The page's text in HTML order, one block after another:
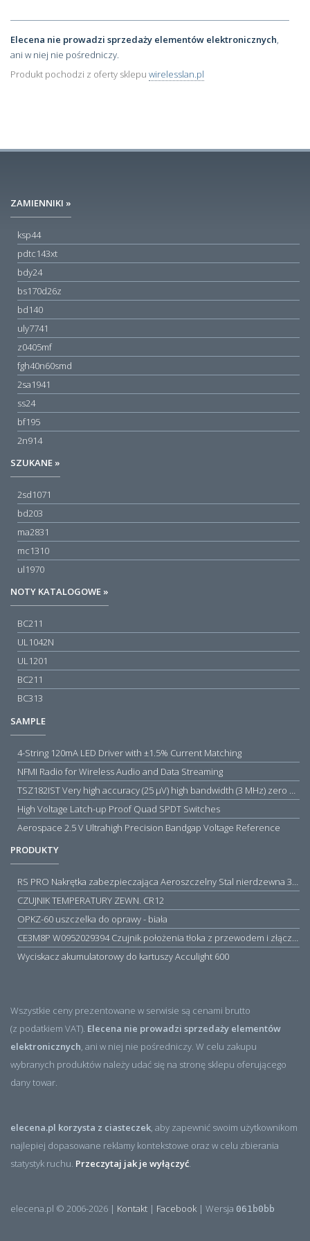
Elecena nie prowadzi sprzedaży elementów elektronicznych
ani w niej nie pośredniczy.
Produkt pochodzi z oferty sklepu wirelesslan.pl
ZAMIENNIKI »
ksp44
pdtc143xt
bdy24
bs170d26z
bd140
uly7741
z0405mf
fgh40n60smd
2sa1941
ss24
bf195
2n914
SZUKANE »
2sd1071
bd203
ma2831
mc1310
ul1970
NOTY KATALOGOWE »
BC211
UL1042N
UL1201
BC211
BC313
SAMPLE
4-String 120mA LED Driver with ±1.5% Current Matching
NFMI Radio for Wireless Audio and Data Streaming
TSZ182IST Very high accuracy (25 µV) high bandwidth (3 MHz) zero drift 5 V operational amplifiers
High Voltage Latch-up Proof Quad SPDT Switches
Aerospace 2.5 V Ultrahigh Precision Bandgap Voltage Reference
PRODUKTY
RS PRO Nakrętka zabezpieczająca Aeroszczelny Stal nierdzewna 316 Zwykłe
CZUJNIK TEMPERATURY ZEWN. CR12
OPKZ-60 uszczelka do oprawy - biała
CE3M8P W0952029394 Czujnik położenia tłoka z przewodem i złączem M8, PNP NO, 10...30VDC, 100mA, METALWORK, METAL WORK jak MZT1-0
Wyciskacz akumulatorowy do kartuszy Acculight 600
Wszystkie ceny prezentowane w serwisie są cenami brutto
(z podatkiem VAT). Elecena nie prowadzi sprzedaży elementów
elektronicznych , ani w niej nie pośredniczy. W celu zakupu
wybranych produktów należy udać się na stronę sklepu oferującego
dany towar.
elecena.pl korzysta z ciasteczek , aby zapewnić swoim użytkownikom
najlepiej dopasowane reklamy kontekstowe oraz w celu zbierania
statystyk ruchu. Przeczytaj jak je wyłączyć
elecena.pl © 2006-2026 | Kontakt | Facebook | Wersja 061b0bb